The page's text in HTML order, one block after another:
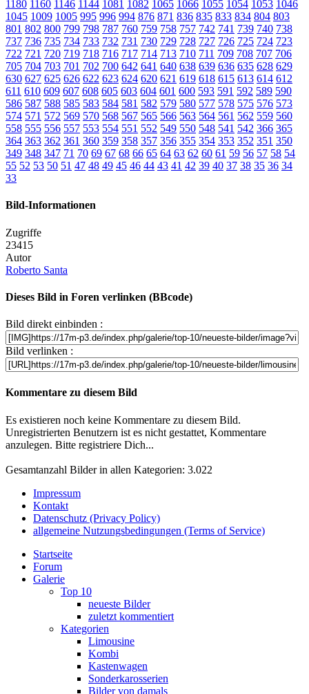
1180 1160 1146 1144 1081 1082 1065 1066 1055 1054 1053 1046
1045 1009 1005 995 996 994 876 871 836 835 833 834 804 803
801 802 800 799 798 787 760 759 758 757 742 741 739 740 738
737 736 735 734 733 732 731 730 729 728 727 726 725 724 723
722 721 720 719 718 716 717 714 713 710 711 709 708 707 706
705 704 703 701 702 700 642 641 640 638 639 636 635 628 629
630 627 625 626 622 623 624 620 621 619 618 615 613 614 612
611 610 609 607 608 605 603 604 601 600 593 591 592 589 590
586 587 588 585 583 584 581 582 579 580 577 578 575 576 573
574 571 572 569 570 568 567 565 566 563 564 561 562 559 560
558 555 556 557 553 554 551 552 549 550 548 541 542 366 365
364 363 362 361 360 359 358 357 356 355 354 353 352 351 350
349 348 347 71 70 69 67 68 66 65 64 63 62 60 61 59 56 57 58 54
55 52 53 50 51 47 48 49 45 46 44 43 41 42 39 40 37 38 35 36 34
33
Bild-Informationen
Zugriffe
23415
Autor
Roberto Santa
Dieses Bild in Foren verlinken (BBcode)
Bild direkt einbinden :
Bild verlinken :
Kommentare zu diesem Bild
Es existieren noch keine Kommentare zu diesem Bild.
Unregistrierten Benutzern ist es nicht gestattet, Kommentare
anzulegen. Bitte registriere Dich...
Gesamtanzahl Bilder in allen Kategorien: 3.022
Impressum
Kontakt
Datenschutz (Privacy Policy)
allgemeine Nutzungsbedingungen (Terms of Service)
Startseite
Forum
Galerie
Top 10
neueste Bilder
zuletzt kommentiert
Kategorien
Limousine
Kombi
Kastenwagen
Sonderkarosserien
Bilder von damals